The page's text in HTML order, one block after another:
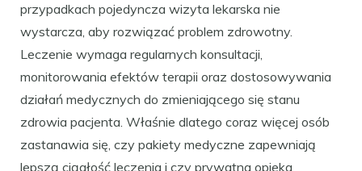
przypadkach pojedyncza wizyta lekarska nie
wystarcza, aby rozwiązać problem zdrowotny.
Leczenie wymaga regularnych konsultacji,
monitorowania efektów terapii oraz dostosowywania
działań medycznych do zmieniającego się stanu
zdrowia pacjenta. Właśnie dlatego coraz więcej osób
zastanawia się, czy pakiety medyczne zapewniają
lepszą ciągłość leczenia i czy prywatna opieka